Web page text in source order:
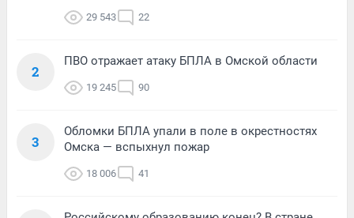
29 543 22
2
ПВО отражает атаку БПЛА в Омской области
19 245 90
3
Обломки БПЛА упали в поле в окрестностях
Омска — вспыхнул пожар
18 006 41